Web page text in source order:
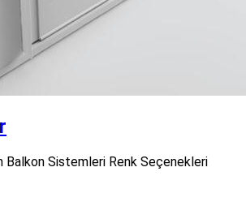
Balkon Sistemleri Renk Seçenekleri